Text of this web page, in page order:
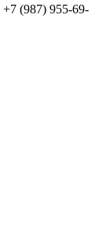
+7 (987) 955-69-